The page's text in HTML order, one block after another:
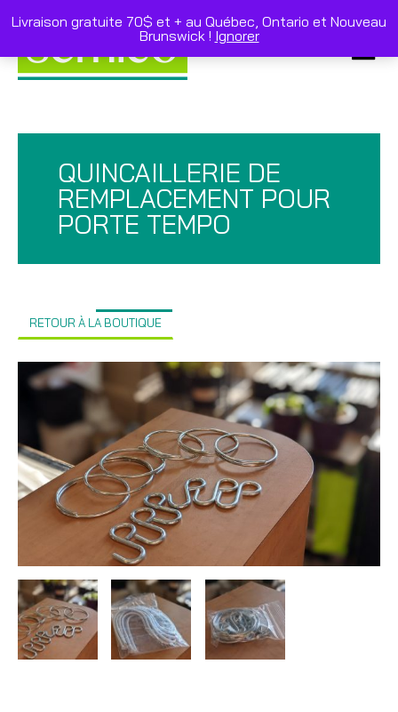
to
QUINCAILLERIE DE
REMPLACEMENT POUR
PORTE TEMPO
RETOUR À LA BOUTIQUE
Livraison gratuite 70$ et + au Québec, Ontario et Nouveau
Brunswick ! Ignorer